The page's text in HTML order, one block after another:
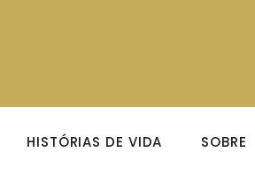
HISTÓRIAS DE VIDA SOBRE